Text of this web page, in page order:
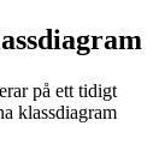
på ett tidigt
klassdiagram